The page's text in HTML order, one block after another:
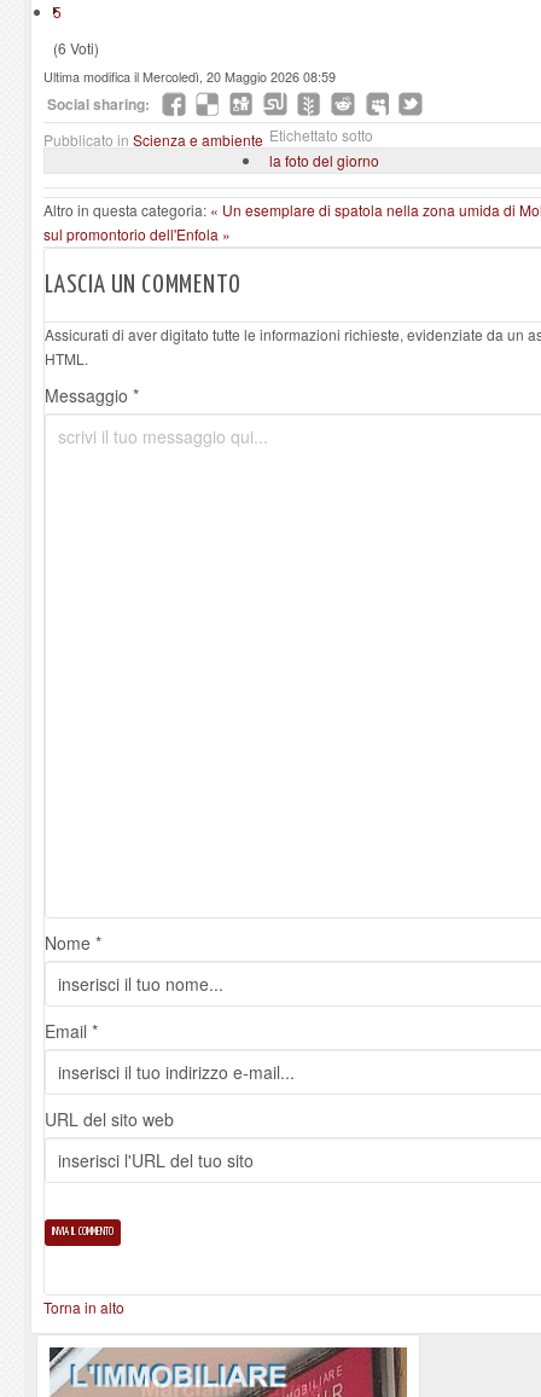
5
(6 Voti)
Ultima modifica il Mercoledì, 20 Maggio 2026 08:59
Social sharing:
Pubblicato in Scienza e ambiente Etichettato sotto
la foto del giorno
Altro in questa categoria: « Un esemplare di spatola nella zona umida di
sul promontorio dell'Enfola »
LASCIA UN COMMENTO
Assicurati di aver digitato tutte le informazioni richieste, evidenziate da un
HTML.
Messaggio *
Nome *
Email *
URL del sito web
Torna in alto